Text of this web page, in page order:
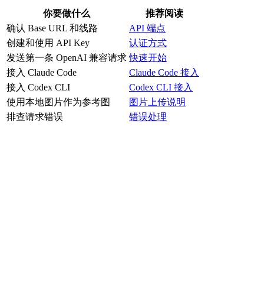
你要做什么
推荐阅读
确认 Base URL 和线路
API 端点
创建和使用 API Key
认证方式
发送第一条 OpenAI 兼容请求 快速开始
接入 Claude Code
Claude Code 接入
接入 Codex CLI
Codex CLI 接入
使用本地图片作为参考图
图片上传说明
排查请求错误
错误处理